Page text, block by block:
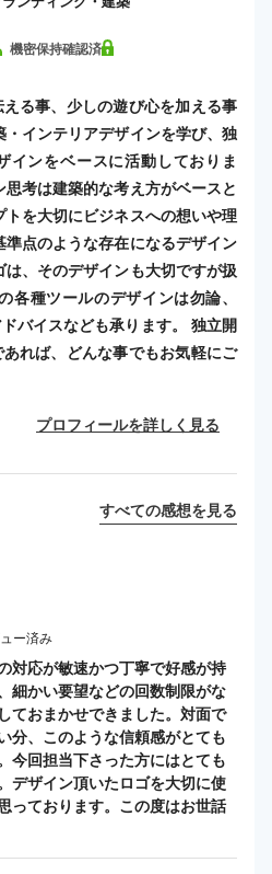
機密保持確認済
る事、少しの遊び心を加える事
インテリアデザインを学び、独
インをベースに活動しておりま
考は建築的な考え方がベースと
を大切にビジネスへの想いや理
点のような存在になるデザイン
、そのデザインも大切ですが扱
各種ツールのデザインは勿論、
バイスなども承ります。 独立開
れば、どんな事でもお気軽にご
プロフィールを詳しく見る
すべての感想を見る
ー済み
対応が敏速かつ丁寧で好感が持
細かい要望などの回数制限がな
ておまかせできました。対面で
分、このような信頼感がとても
今回担当下さった方にはとても
デザイン頂いたロゴを大切に使
っております。この度はお世話